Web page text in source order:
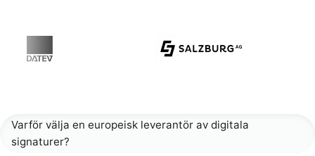
Varför välja en europeisk leverantör av digitala
signaturer?